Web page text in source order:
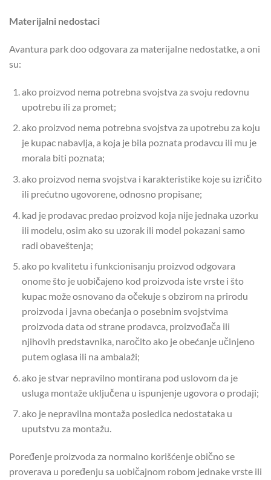
Materijalni nedostaci
Avantura park doo odgovara za materijalne nedostatke, a oni
su:
ako proizvod nema potrebna svojstva za svoju redovnu
upotrebu ili za promet;
ako proizvod nema potrebna svojstva za upotrebu za koju
je kupac nabavlja, a koja je bila poznata prodavcu ili mu je
morala biti poznata;
ako proizvod nema svojstva i karakteristike koje su izričito
ili prećutno ugovorene, odnosno propisane;
kad je prodavac predao proizvod koja nije jednaka uzorku
ili modelu, osim ako su uzorak ili model pokazani samo
radi obaveštenja;
ako po kvalitetu i funkcionisanju proizvod odgovara
onome što je uobičajeno kod proizvoda iste vrste i što
kupac može osnovano da očekuje s obzirom na prirodu
proizvoda i javna obećanja o posebnim svojstvima
proizvoda data od strane prodavca, proizvođača ili
njihovih predstavnika, naročito ako je obećanje učinjeno
putem oglasa ili na ambalaži;
ako je stvar nepravilno montirana pod uslovom da je
usluga montaže uključena u ispunjenje ugovora o prodaji;
ako je nepravilna montaža posledica nedostataka u
uputstvu za montažu.
Poređenje proizvoda za normalno korišćenje obično se
proverava u poređenju sa uobičajnom robom jednake vrste ili